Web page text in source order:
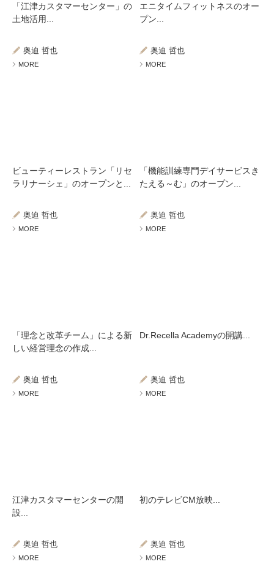
「江津カスタマーセンター」の
土地活用...
奥迫 哲也
MORE
エニタイムフィットネスのオー
プン...
奥迫 哲也
MORE
ビューティーレストラン「リセ
ラリナーシェ」のオープンと...
奥迫 哲也
MORE
「機能訓練専門デイサービスき
たえる～む」のオープン...
奥迫 哲也
MORE
「理念と改革チーム」による新
しい経営理念の作成...
奥迫 哲也
MORE
Dr.Recella Academyの開講...
奥迫 哲也
MORE
江津カスタマーセンターの開
設...
奥迫 哲也
MORE
初のテレビCM放映...
奥迫 哲也
MORE